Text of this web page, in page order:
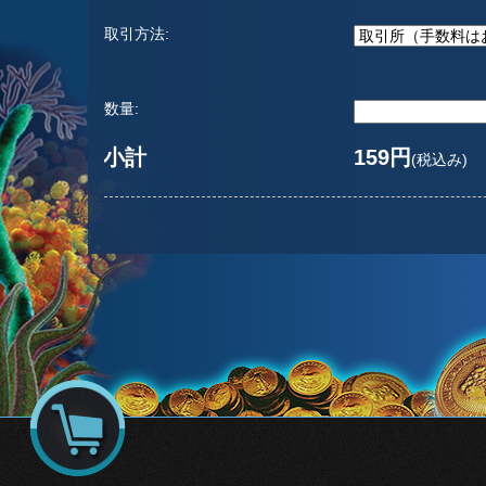
取引方法:
数量:
小計 159円(税込み)